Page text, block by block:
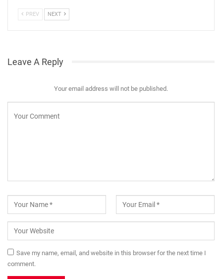
PREV NEXT
Leave A Reply
Your email address will not be published.
Save my name, email, and website in this browser for the next time I
comment.